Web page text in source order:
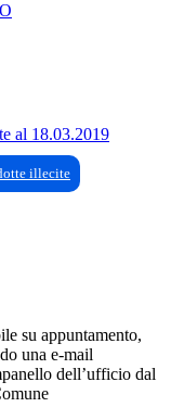
al 18.03.2019
illecite
su appuntamento,
una e-mail
dell’ufficio dal